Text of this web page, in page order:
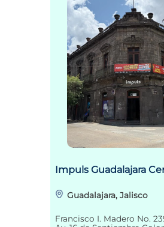
Impuls Guadalajara
Guadalajara, Jalisco
Francisco I. Madero No.